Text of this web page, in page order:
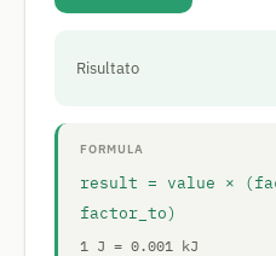
Risultato
FORMULA
result = value ×
factor_to)
1 J = 0.001 kJ